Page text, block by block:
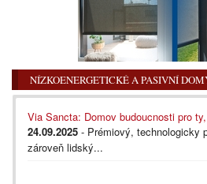
NÍZKOENERGETICKÉ A PASIVNÍ
Via Sancta: Domov budoucnosti pro
24.09.2025 - Prémiový, technologicky
zároveň lidský...